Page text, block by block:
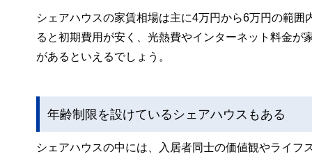
シェアハウスの家賃相場は主に4万円から6万円の範
ると初期費用が安く、光熱費やインターネット料金
があるといえるでしょう。
年齢制限を設けているシェアハウスもある
シェアハウスの中には、入居者同士の価値観やライ